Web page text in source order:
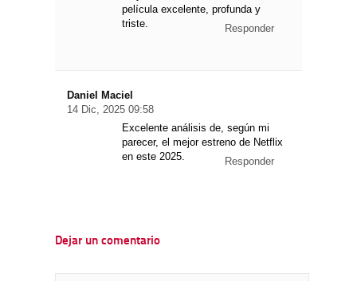
película excelente, profunda y
triste.
Responder
Daniel Maciel
14 Dic, 2025 09:58
Excelente análisis de, según mi
parecer, el mejor estreno de Netflix
en este 2025.
Responder
Dejar un comentario